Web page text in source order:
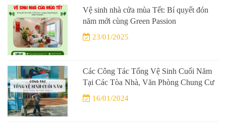
Vệ sinh nhà cửa mùa Tết: Bí quyết đón
năm mới cùng Green Passion
23/01/2025
Các Công Tác Tổng Vệ Sinh Cuối Năm
Tại Các Tòa Nhà, Văn Phòng Chung Cư
16/01/2024